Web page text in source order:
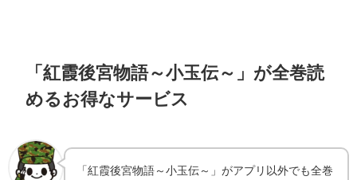
「紅霞後宮物語～小玉伝～」が全巻読
めるお得なサービス
「紅霞後宮物語～小玉伝～」がアプリ以外でも全巻